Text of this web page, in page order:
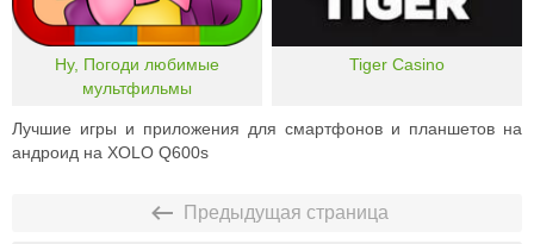
Ну, Погоди любимые
мультфильмы
Tiger Casino
Лучшие игры и приложения для смартфонов и планшетов на
андроид на XOLO Q600s
Предыдущая страница